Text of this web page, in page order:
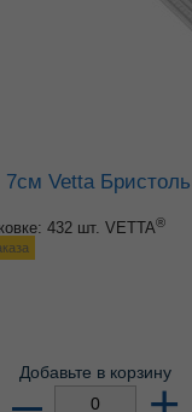
7см Vetta
432 шт. VETTA®
Добавьте в корзину